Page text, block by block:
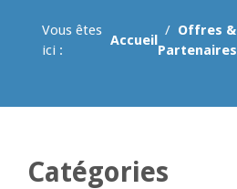
Vous êtes
ici :
Accueil
Offres &
Partenaires
Catégories